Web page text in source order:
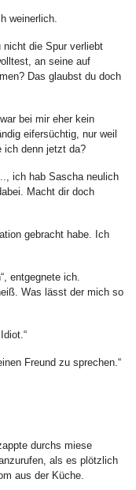
weinerlich.
nicht die Spur verliebt
an seine auf
Das glaubst du doch
bei mir eher kein
eifersüchtig, nur weil
ich denn jetzt da?
ich hab Sascha neulich
Macht dir doch
gebracht habe. Ich
entgegnete ich.
Was lässt der mich so
Freund zu sprechen.“
durchs miese
als es plötzlich
aus der Küche.